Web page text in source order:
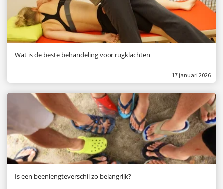
Wat is de beste behandeling voor rugklachten
17 januari 2026
Is een beenlengteverschil zo belangrijk?